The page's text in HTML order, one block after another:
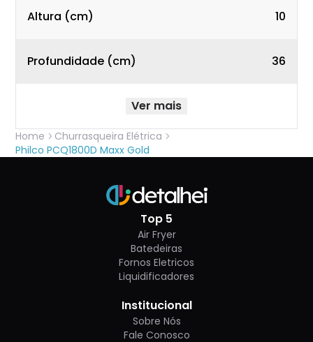
Altura (cm) 10
Profundidade (cm) 36
Ver mais
Home
Churrasqueira Elétrica
Philco PCQ1800D Maxx Gold
Top 5
Air Fryer
Batedeiras
Fornos Eletricos
Liquidificadores
Institucional
Sobre Nós
Fale Conosco